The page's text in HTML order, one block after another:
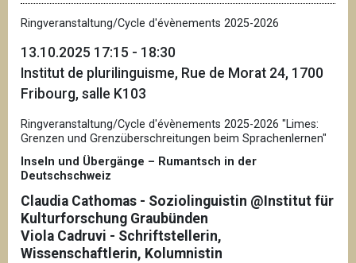
Ringveranstaltung/Cycle d'évènements 2025-2026
13.10.2025 17:15 - 18:30
Institut de plurilinguisme, Rue de Morat 24, 1700
Fribourg, salle K103
Ringveranstaltung/Cycle d'évènements 2025-2026 "Limes:
Grenzen und Grenzüberschreitungen beim Sprachenlernen"
Inseln und Übergänge – Rumantsch in der
Deutschschweiz
Claudia Cathomas - Soziolinguistin @Institut für
Kulturforschung Graubünden
Viola Cadruvi - Schriftstellerin,
Wissenschaftlerin, Kolumnistin